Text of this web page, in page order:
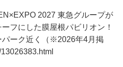
2027 東急グループが
フにした膜屋根パビリオン！
ーク近く（※2026年4月掲